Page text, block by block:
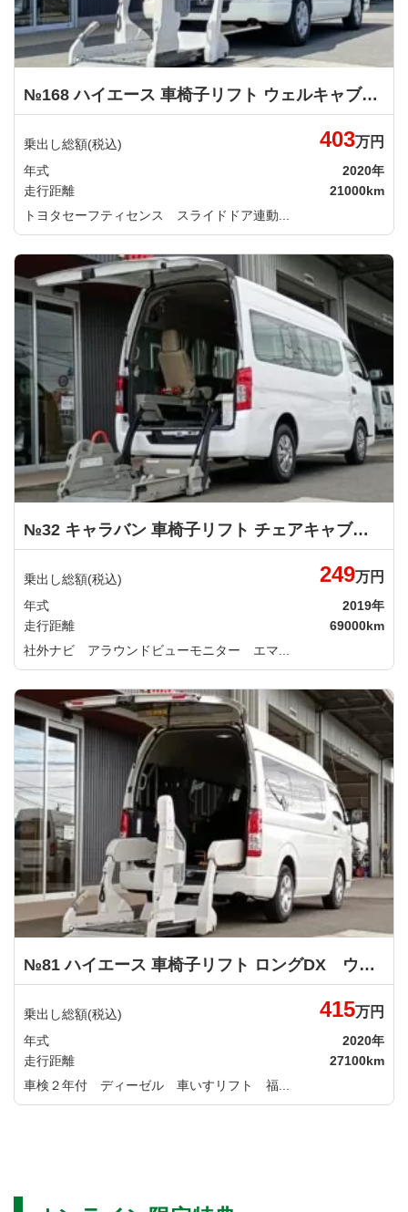
№168 ハイエース 車椅子リフト ウェルキャブ 車いす仕様車Ｂタイプ トヨタ
乗出し総額(税込) 403万円
年式
2020年
走行距離
21000km
トヨタセーフティセンス スライドドア連動...
№32 キャラバン 車椅子リフト チェアキャブ車いす１＋１名仕様 日産
乗出し総額(税込) 249万円
年式
2019年
走行距離
69000km
社外ナビ アラウンドビューモニター エマ...
№81 ハイエース 車椅子リフト ロングDX ウェルキャブ 車いす移動車 ＡＳタイプ トヨタ
乗出し総額(税込) 415万円
年式
2020年
走行距離
27100km
車検２年付 ディーゼル 車いすリフト 福...